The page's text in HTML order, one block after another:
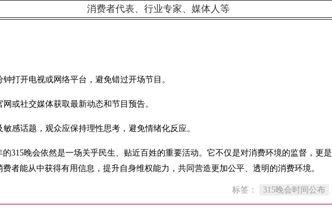
消费者代表、行业专家、媒体人等
打开电视或网络平台，避免错过开场节目。
或社交媒体获取最新动态和节目预告。
感话题，观众应保持理性思考，避免情绪化反应。
315晚会依然是一场关乎民生、贴近百姓的重要活动。它不仅是对消费环境的监督，更是
者能从中获得有用信息，提升自身维权能力，共同营造更加公平、透明的消费环境。
标签： 315晚会时间公布